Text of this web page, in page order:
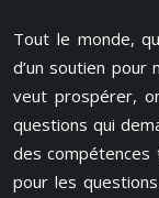
Tout le monde,
d’un soutien pour
veut prospérer,
questions qui
des compétences
pour les